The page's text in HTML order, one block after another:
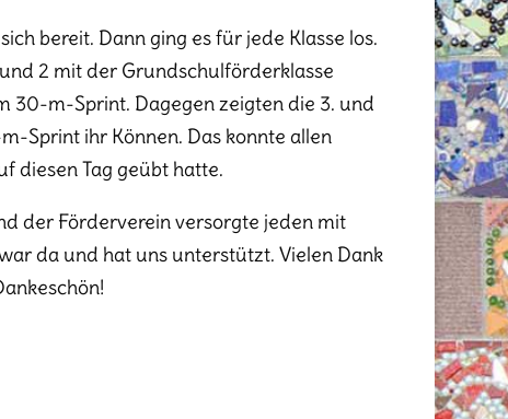
bereit. Dann ging es für jede Klasse los.
2 mit der Grundschulförderklasse
30-m-Sprint. Dagegen zeigten die 3. und
Sprint ihr Können. Das konnte allen
diesen Tag geübt hatte.
der Förderverein versorgte jeden mit
da und hat uns unterstützt. Vielen Dank